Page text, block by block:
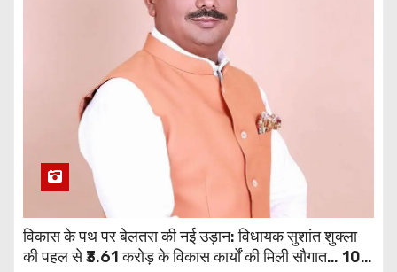
विकास के पथ पर बेलतरा की नई उड़ान: विधायक सुशांत शुक्ला
की पहल से ₹3.61 करोड़ के विकास कार्यों की मिली सौगात… 10